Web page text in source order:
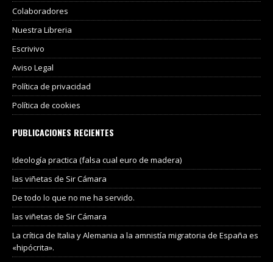
Colaboradores
Nuestra Libreria
Escrivivo
Aviso Legal
Política de privacidad
Política de cookies
PUBLICACIONES RECIENTES
Ideología practica (falsa cual euro de madera)
las viñetas de Sir Cámara
De todo lo que no me ha servido.
las viñetas de Sir Cámara
La crítica de Italia y Alemania a la amnistía migratoria de España es
«hipócrita».